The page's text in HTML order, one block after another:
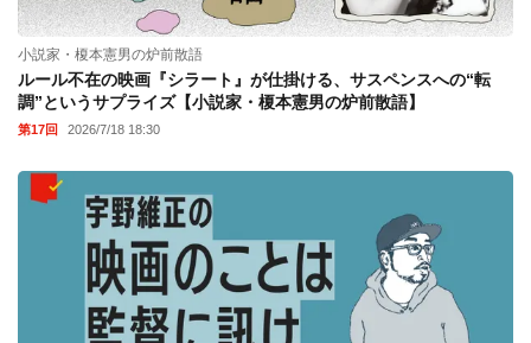
小説家・榎本憲男の炉前散語
ルール不在の映画『シラート』が仕掛ける、サスペンスへの“転
調”というサプライズ【小説家・榎本憲男の炉前散語】
第17回 2026/7/18 18:30